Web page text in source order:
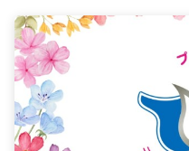
#地域貢献継続支援プロジェクト